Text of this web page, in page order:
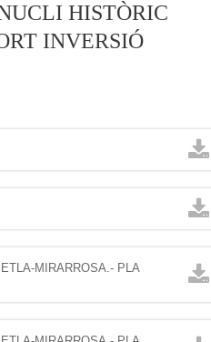
HISTÒRIC
INVERSIÓ
MIRARROSA.- PLA